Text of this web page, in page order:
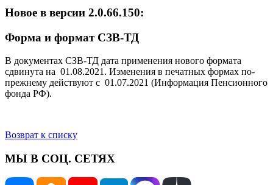
Новое в версии 2.0.66.150:
Форма и формат СЗВ-ТД
В документах СЗВ-ТД дата применения нового формата
сдвинута на 01.08.2021. Изменения в печатных формах по-
прежнему действуют с 01.07.2021 (Информация Пенсионного
фонда РФ).
Возврат к списку
МЫ В СОЦ. СЕТЯХ